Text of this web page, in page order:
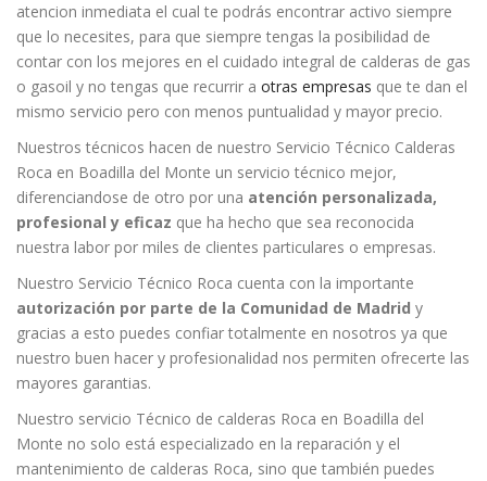
atencion inmediata el cual te podrás encontrar activo siempre
que lo necesites, para que siempre tengas la posibilidad de
contar con los mejores en el cuidado integral de calderas de gas
o gasoil y no tengas que recurrir a otras empresas que te dan el
mismo servicio pero con menos puntualidad y mayor precio.
Nuestros técnicos hacen de nuestro Servicio Técnico Calderas
Roca en Boadilla del Monte un servicio técnico mejor,
diferenciandose de otro por una atención personalizada,
profesional y eficaz que ha hecho que sea reconocida
nuestra labor por miles de clientes particulares o empresas.
Nuestro Servicio Técnico Roca cuenta con la importante
autorización por parte de la Comunidad de Madrid y
gracias a esto puedes confiar totalmente en nosotros ya que
nuestro buen hacer y profesionalidad nos permiten ofrecerte las
mayores garantias.
Nuestro servicio Técnico de calderas Roca en Boadilla del
Monte no solo está especializado en la reparación y el
mantenimiento de calderas Roca, sino que también puedes